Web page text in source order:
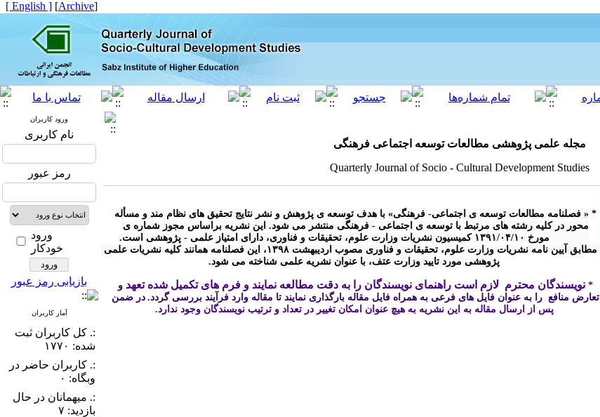
[
Archive
]
[ English ]
مجله علمی پژوهشی مطالعات توسعه اجتماعی فرهنگی
Quarterly Journal of Socio - Cultural Development Studies
پژوهشی مورد تایید وزارت عتف، با عنوان نشریه علمی شناخته می شود.
* نویسندگان محترم  لازم است راهنمای نویسندگان را به دقت مطالعه نمایند و فرم های تکمیل شده تعهد
تعارض منافع  را به عنوان فایل های فرعی به همراه فایل مقاله بارگذاری نمایند تا مقاله وارد فرآیند بررسی گردد. در ضمن
پس از ارسال مقاله به این نشریه به هیچ عنوان امکان تغییر در تعداد و ترتیب نویسندگان وجود ندارد.
ورود کاربران
نام کاربری
رمز عبور
ورود
خودکار
بازیابی رمز عبور
آمار کاربران
:. کل کاربران ثبت
شده: ۱۷۷۰
:. کاربران حاضر در
وبگاه: ۰
:. میهمانان در حال
بازدید: ۷